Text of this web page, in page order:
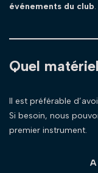
événements du club.
Quel
Il est préférable
Si besoin, nous
premier instrument.